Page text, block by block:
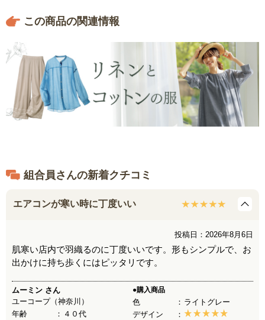
この商品の関連情報
組合員さんの新着クチコミ
エアコンが寒い時に丁度いい
投稿日：2026年8月6日
肌寒い店内で羽織るのに丁度いいです。形もシンプルで、お
出かけに持ち歩くにはピッタリです。
ムーミン さん
ユーコープ（神奈川）
年齢
４０代
●購入商品
色
ライトグレー
デザイン